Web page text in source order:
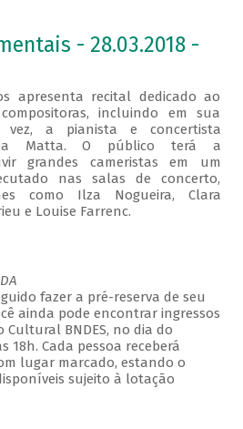
- 28.03.2018 -
apresenta recital dedicado ao
incluindo em sua
vez, a pianista e concertista
Matta. O público terá a
grandes cameristas em um
nas salas de concerto,
como Ilza Nogueira, Clara
e Louise Farrenc.
fazer a pré-reserva de seu
ainda pode encontrar ingressos
Cultural BNDES, no dia do
18h. Cada pessoa receberá
lugar marcado, estando o
sujeito à lotação